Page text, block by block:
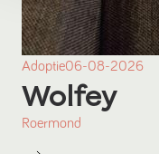
Adoptie06-08-2026
Wolfey
Roermond